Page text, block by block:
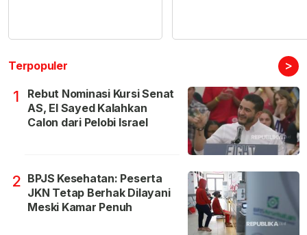
Terpopuler >
1
Rebut Nominasi Kursi Senat
AS, El Sayed Kalahkan
Calon dari Pelobi Israel
2 BPJS Kesehatan: Peserta
JKN Tetap Berhak Dilayani
Meski Kamar Penuh